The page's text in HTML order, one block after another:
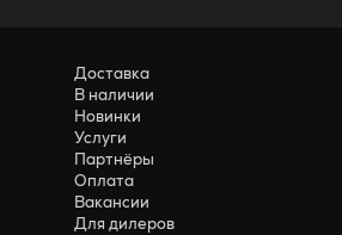
Доставка
В наличии
Новинки
Услуги
Партнёры
Оплата
Вакансии
Для дилеров